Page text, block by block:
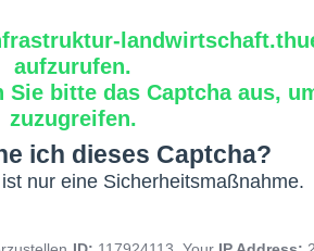
aufzurufen.
bitte das Captcha aus,
zuzugreifen.
ich dieses Captcha?
nur eine Sicherheitsmaßnahme.